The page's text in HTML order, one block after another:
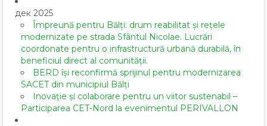
дек 2025
Împreună pentru Bălți: drum reabilitat și rețele
modernizate pe strada Sfântul Nicolae. Lucrări
coordonate pentru o infrastructură urbană durabilă, în
beneficiul direct al comunității.
BERD își reconfirmă sprijinul pentru modernizarea
SACET din municipiul Bălți
Inovație și colaborare pentru un viitor sustenabil –
Participarea CET-Nord la evenimentul PERIVALLON